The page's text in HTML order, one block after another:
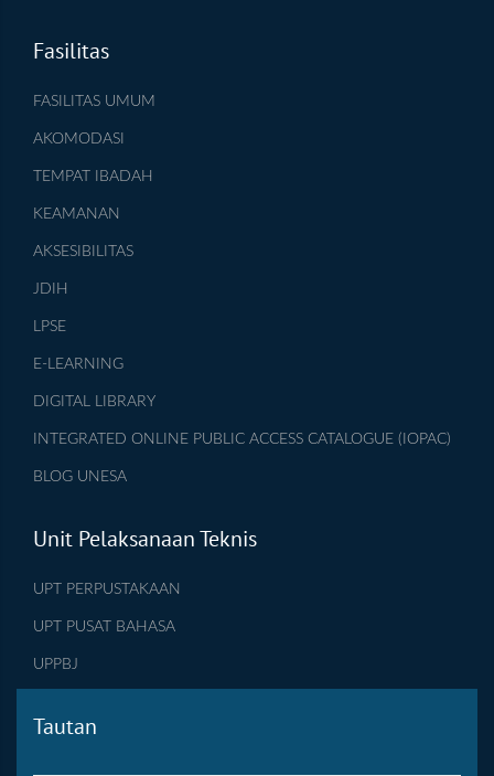
Fasilitas
FASILITAS UMUM
AKOMODASI
TEMPAT IBADAH
KEAMANAN
AKSESIBILITAS
JDIH
LPSE
E-LEARNING
DIGITAL LIBRARY
INTEGRATED ONLINE PUBLIC ACCESS CATALOGUE (IOPAC)
BLOG UNESA
Unit Pelaksanaan Teknis
UPT PERPUSTAKAAN
UPT PUSAT BAHASA
UPPBJ
Tautan